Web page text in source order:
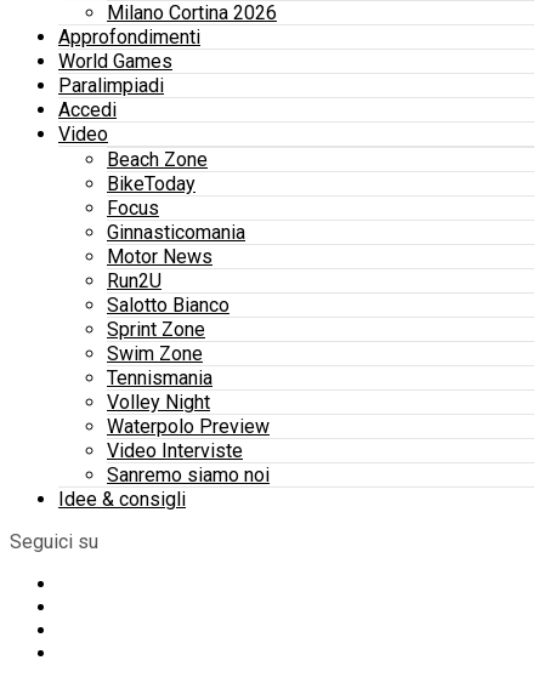
Milano Cortina 2026
Approfondimenti
World Games
Paralimpiadi
Accedi
Video
Beach Zone
BikeToday
Focus
Ginnasticomania
Motor News
Run2U
Salotto Bianco
Sprint Zone
Swim Zone
Tennismania
Volley Night
Waterpolo Preview
Video Interviste
Sanremo siamo noi
Idee & consigli
Seguici su